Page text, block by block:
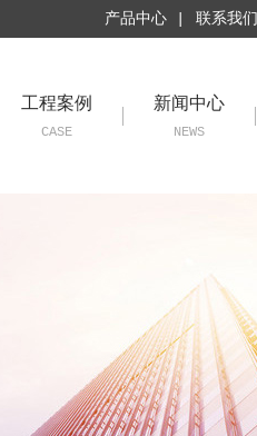
产品中心 | 联系我们
工程案例
CASE
新闻中心
NEWS